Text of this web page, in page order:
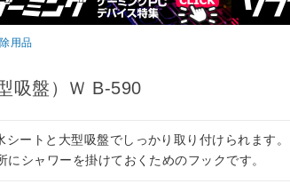
用品
吸盤）Ｗ B-590
ートと大型吸盤でしっかり取り付けられます。
シャワーを掛けておくためのフックです。